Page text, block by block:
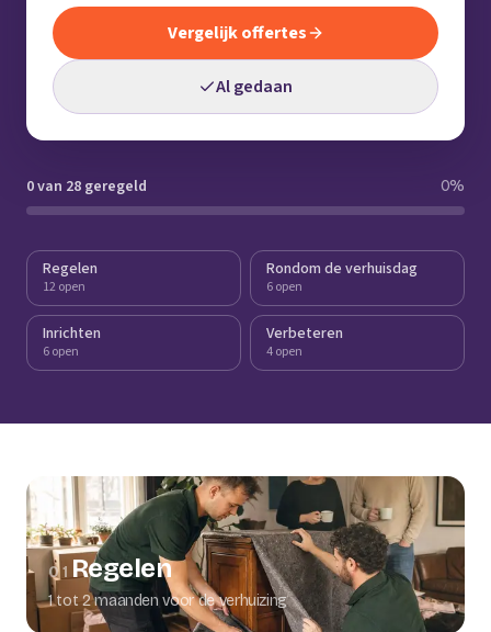
Vergelijk offertes
Al gedaan
0 van 28 geregeld 0%
Regelen
12 open
Rondom de verhuisdag
6 open
Inrichten
6 open
Verbeteren
4 open
01 Regelen
1 tot 2 maanden voor de verhuizing